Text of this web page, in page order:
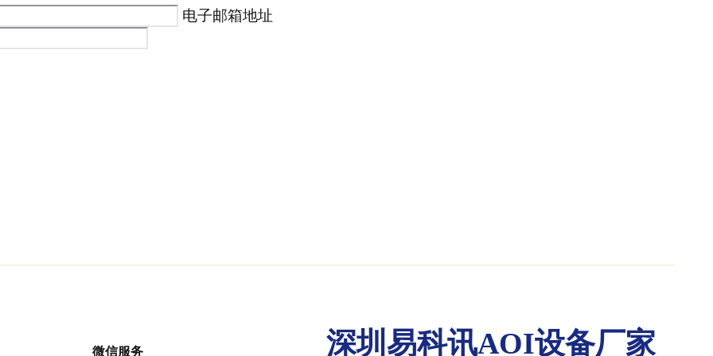
电子邮箱地址
微信服务 深圳易科讯AOI设备厂家